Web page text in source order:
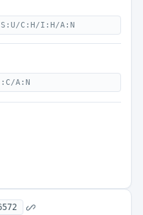
S:U/C:H/I:H/A:N
A:N